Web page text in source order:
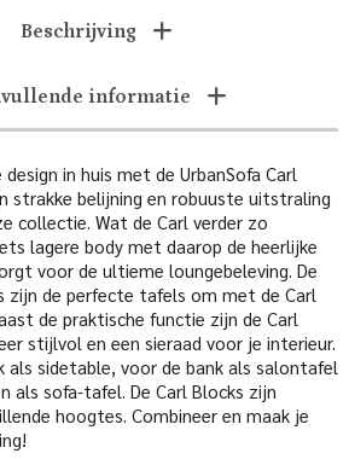
Beschrijving
informatie
in huis met de UrbanSofa Carl
strakke belijning en robuuste uitstraling
collectie. Wat de Carl verder zo
lagere body met daarop de heerlijke
voor de ultieme loungebeleving. De
zijn de perfecte tafels om met de Carl
de praktische functie zijn de Carl
stijlvol en een sieraad voor je interieur.
als sidetable, voor de bank als salontafel
als sofa-tafel. De Carl Blocks zijn
hoogtes. Combineer en maak je